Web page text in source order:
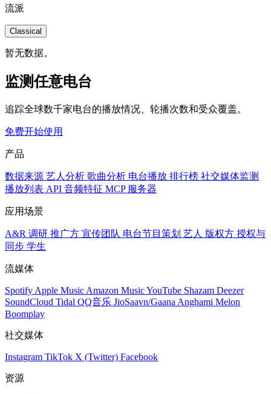
流派
Classical
暂无数据。
监测任意电台
追踪全球数千家电台的播放情况、轮播次数和受众覆盖。
免费开始使用
产品
数据来源 艺人分析 歌曲分析 电台播放 排行榜 社交媒体监测
播放列表 API 音频特征 MCP 服务器
应用场景
A&R 调研 推广方 宣传团队 电台节目策划 艺人 版权方 授权与
同步 学生
流媒体
Spotify Apple Music Amazon MusicYouTube Shazam Deezer
SoundCloud Tidal QQ音乐 JioSaavn/Gaana Anghami Melon
Boomplay
社交媒体
Instagram TikTok X (Twitter) Facebook
资源